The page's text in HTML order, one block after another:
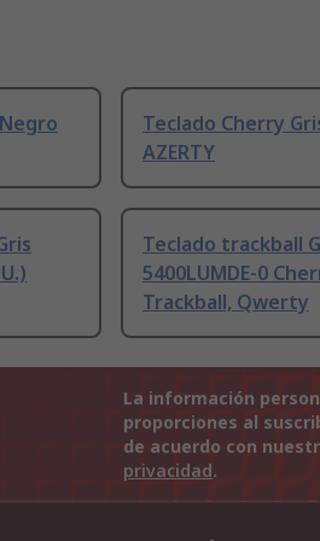
Teclado Cherry
AZERTY
Teclado trackball
5400LUMDE-0
Trackball, Qwerty
La información
proporciones al
de acuerdo con
privacidad.